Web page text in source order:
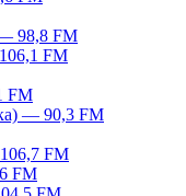
98,8 FM
FM
FM
— 90,3 FM
FM
FM